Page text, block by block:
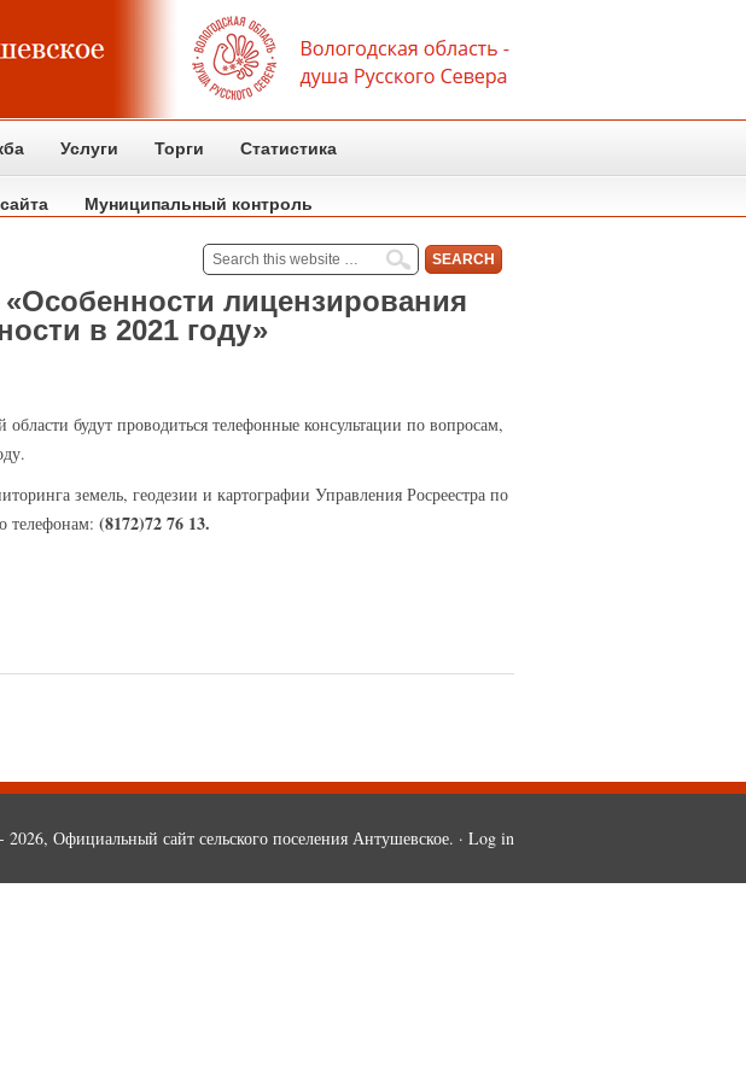
Услуги Торги Статистика
Муниципальный контроль
лицензирования
в 2021 году»
будут проводиться телефонные консультации по вопросам,
земель, геодезии и картографии Управления Росреестра по
телефонам: (8172)72 76 13.
Официальный сайт сельского поселения Антушевское. · Log in